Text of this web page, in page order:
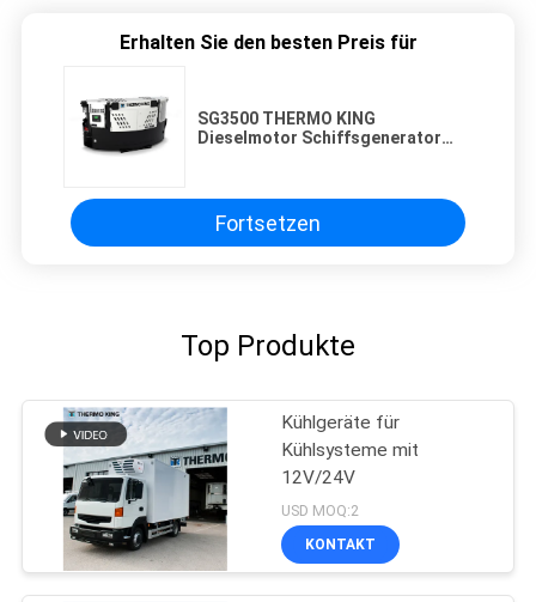
Erhalten Sie den besten Preis für
SG3500 THERMO KING
Dieselmotor Schiffsgenerator
bemerkenswerte
Kraftstoffeffizienz in China Fabrik
hergestellt
Fortsetzen
Top Produkte
Kühlgeräte für
Kühlsysteme mit
12V/24V
USD MOQ:2
KONTAKT